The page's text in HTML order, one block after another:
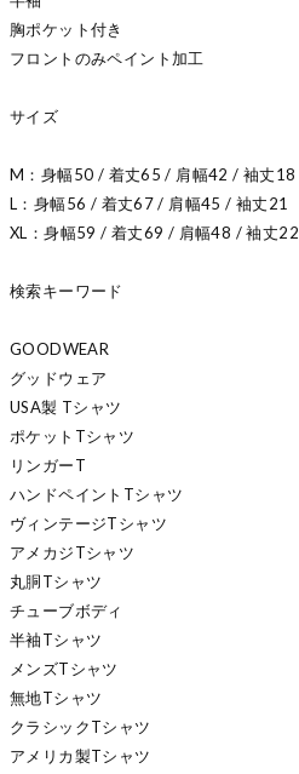
胸ポケット付き
フロントのみペイント加工
サイズ
M：身幅50 / 着丈65 / 肩幅42 / 袖丈18
L：身幅56 / 着丈67 / 肩幅45 / 袖丈21
XL：身幅59 / 着丈69 / 肩幅48 / 袖丈22
検索キーワード
GOODWEAR
グッドウェア
USA製 Tシャツ
ポケットTシャツ
リンガーT
ハンドペイントTシャツ
ヴィンテージTシャツ
アメカジTシャツ
丸胴Tシャツ
チューブボディ
半袖Tシャツ
メンズTシャツ
無地Tシャツ
クラシックTシャツ
アメリカ製Tシャツ